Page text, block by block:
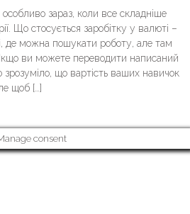
зараз, коли все складніше
Що стосується заробітку у валюті –
де можна пошукати роботу, але там
ви можете переводити написаний
що вартість ваших навичок
щоб […]
consent